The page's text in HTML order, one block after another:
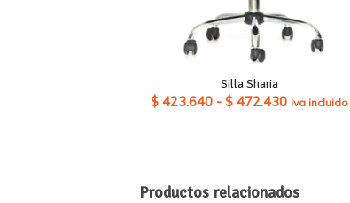
Silla Sharia
$ 423.640 - $ 472.430Rango
$ 423.640
iva incluido
Productos relacionados